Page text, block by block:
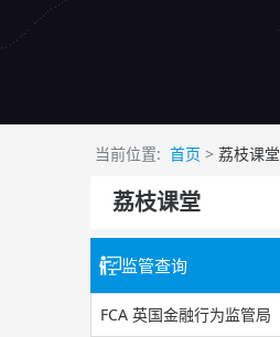
当前位置: 首页 > 荔枝课堂
荔枝课堂
监管查询
FCA 英国金融行为监管局